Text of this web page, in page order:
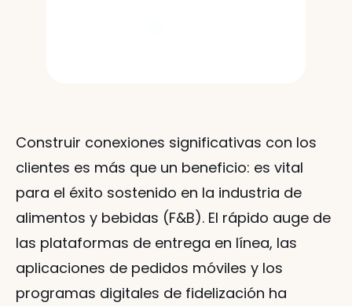
Construir conexiones significativas con los
clientes es más que un beneficio: es vital
para el éxito sostenido en la industria de
alimentos y bebidas (F&B). El rápido auge de
las plataformas de entrega en línea, las
aplicaciones de pedidos móviles y los
programas digitales de fidelización ha